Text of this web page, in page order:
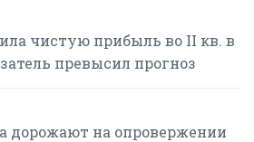
чистую прибыль во II кв. в
превысил прогноз
дорожают на опровержении